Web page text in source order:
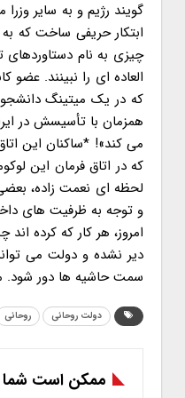
ابتکار حریفی ساخت که
چیزی به نام دستاوردهای
العاده ای را نبینند. عضو
که در یک میتینگ
همزمان با تأسیسش در
می کند»! *ساکنان این
که در اتاق فرمان این
لحظه ای نعمت زاده،
و توجه به ظرفیت های
امروز، هر کار که کرده
دیر نشده و دولت می
سمت حاشیه ها دور شود.
دولت روحانی روحانی
ممکن است شما